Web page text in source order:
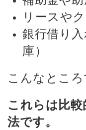
リースや
銀行借り
庫）
こんなところ
これらは比
法です。